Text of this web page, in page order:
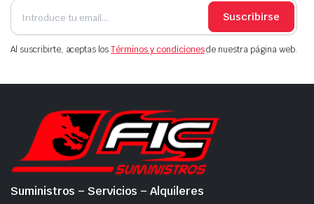
Suscribirse
Al suscribirte, aceptas losTérminos y condicionesde nuestra página web.
Suministros – Servicios – Alquileres